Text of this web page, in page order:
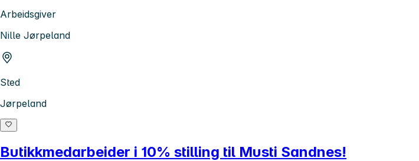
Arbeidsgiver
Nille Jørpeland
Sted
Jørpeland
Butikkmedarbeider i 10% stilling til Musti Sandnes!